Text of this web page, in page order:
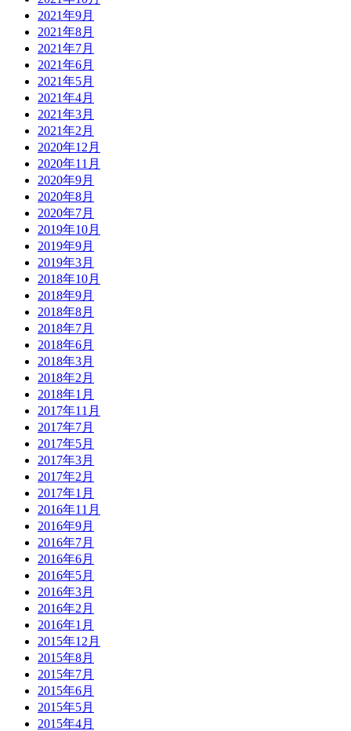
2021年9月
2021年8月
2021年7月
2021年6月
2021年5月
2021年4月
2021年3月
2021年2月
2020年12月
2020年11月
2020年9月
2020年8月
2020年7月
2019年10月
2019年9月
2019年3月
2018年10月
2018年9月
2018年8月
2018年7月
2018年6月
2018年3月
2018年2月
2018年1月
2017年11月
2017年7月
2017年5月
2017年3月
2017年2月
2017年1月
2016年11月
2016年9月
2016年7月
2016年6月
2016年5月
2016年3月
2016年2月
2016年1月
2015年12月
2015年8月
2015年7月
2015年6月
2015年5月
2015年4月